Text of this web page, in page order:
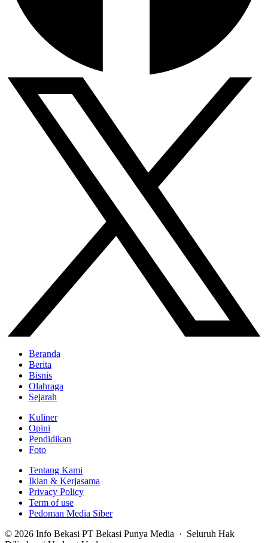
Beranda
Berita
Bisnis
Olahraga
Sejarah
Kuliner
Opini
Pendidikan
Foto
Tentang Kami
Iklan & Kerjasama
Privacy Policy
Term of use
Pedoman Media Siber
© 2026 Info Bekasi PT Bekasi Punya Media · Seluruh Hak